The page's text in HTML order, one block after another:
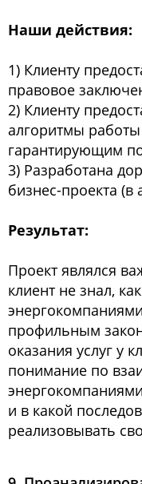
Наши действия:
1) Клиенту
правовое
2) Клиенту
алгоритмы
гарантирующим
3) Разработана
бизнес-проекта (в
Результат:
Проект являлся
клиент не знал,
профильным
оказания услуг у
понимание по
и в какой
реализовывать